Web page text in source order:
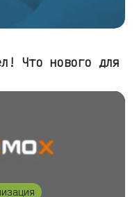
Что нового для